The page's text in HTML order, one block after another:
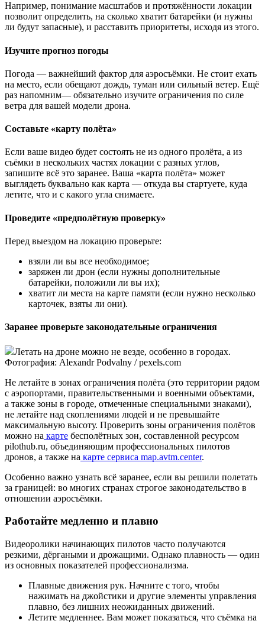
Например, понимание масштабов и протяжённости локации
позволит определить, на сколько хватит батарейки (и нужны
ли будут запасные), и расставить приоритеты, исходя из этого.
Изучите прогноз погоды
Погода — важнейший фактор для аэросъёмки. Не стоит ехать
на место, если обещают дождь, туман или сильный ветер. Ещё
раз напомним— обязательно изучите ограничения по силе
ветра для вашей модели дрона.
Составьте «карту полёта»
Если ваше видео будет состоять не из одного пролёта, а из
съёмки в нескольких частях локации с разных углов,
запишите всё это заранее. Ваша «карта полёта» может
выглядеть буквально как карта — откуда вы стартуете, куда
летите, что и с какого угла снимаете.
Проведите «предполётную проверку»
Перед выездом на локацию проверьте:
взяли ли вы все необходимое;
заряжен ли дрон (если нужны дополнительные
батарейки, положили ли вы их);
хватит ли места на карте памяти (если нужно несколько
карточек, взяты ли они).
Заранее проверьте законодательные ограничения
Летать на дроне можно не везде, особенно в городах.
Фотография: Alexandr Podvalny / pexels.com
Не летайте в зонах ограничения полёта (это территории рядом
с аэропортами, правительственными и военными объектами,
а также зоны в городе, отмеченные специальными знаками),
не летайте над скоплениями людей и не превышайте
максимальную высоту. Проверить зоны ограничения полётов
можно на карте бесполётных зон, составленной ресурсом
pilothub.ru, объединяющим профессиональных пилотов
дронов, а также на карте сервиса map.avtm.center.
Особенно важно узнать всё заранее, если вы решили полетать
за границей: во многих странах строгое законодательство в
отношении аэросъёмки.
Работайте медленно и плавно
Видеоролики начинающих пилотов часто получаются
резкими, дёргаными и дрожащими. Однако плавность — один
из основных показателей профессионализма.
Плавные движения рук. Начните с того, чтобы
нажимать на джойстики и другие элементы управления
плавно, без лишних неожиданных движений.
Летите медленнее. Вам может показаться, что съёмка на